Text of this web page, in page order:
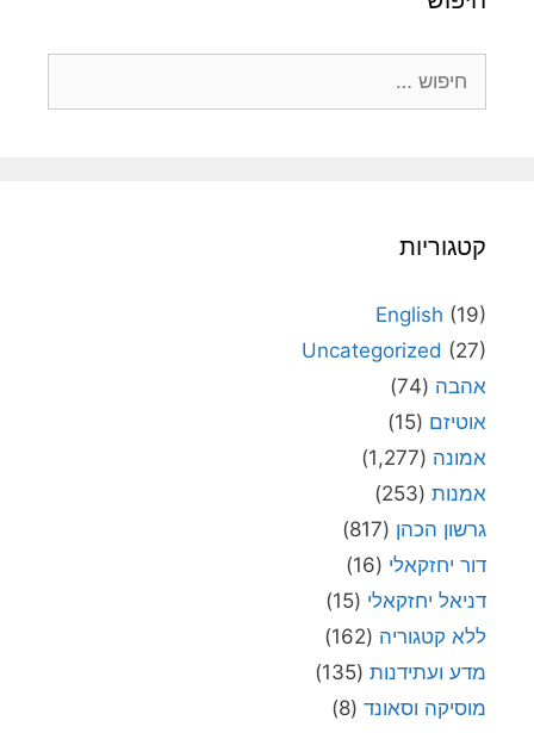
קטגוריות
English (19)
Uncategorized (27)
אהבה (74)
אוטיזם (15)
אמונה (1,277)
אמנות (253)
גרשון הכהן (817)
דור יחזקאלי (16)
דניאל יחזקאלי (15)
ללא קטגוריה (162)
מדע ועתידנות (135)
מוסיקה וסאונד (8)